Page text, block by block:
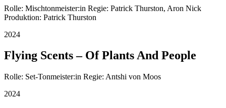
Rolle: Mischtonmeister:in Regie: Patrick Thurston, Aron Nick
Produktion: Patrick Thurston
2024
Flying Scents – Of Plants And People
Rolle: Set-Tonmeister:in Regie: Antshi von Moos
2024